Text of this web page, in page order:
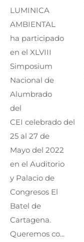
LUMINICA
AMBIENTAL
ha participado
en el XLVIII
Simposium
Nacional de
Alumbrado
del
CEI celebrado del
25 al 27 de
Mayo del 2022
en el Auditorio
y Palacio de
Congresos El
Batel de
Cartagena.
Queremos co...